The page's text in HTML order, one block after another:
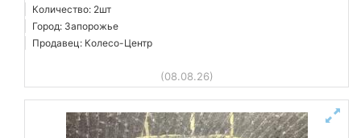
Количество: 2шт
Город: Запорожье
Продавец: Колесо-Центр
(08.08.26)